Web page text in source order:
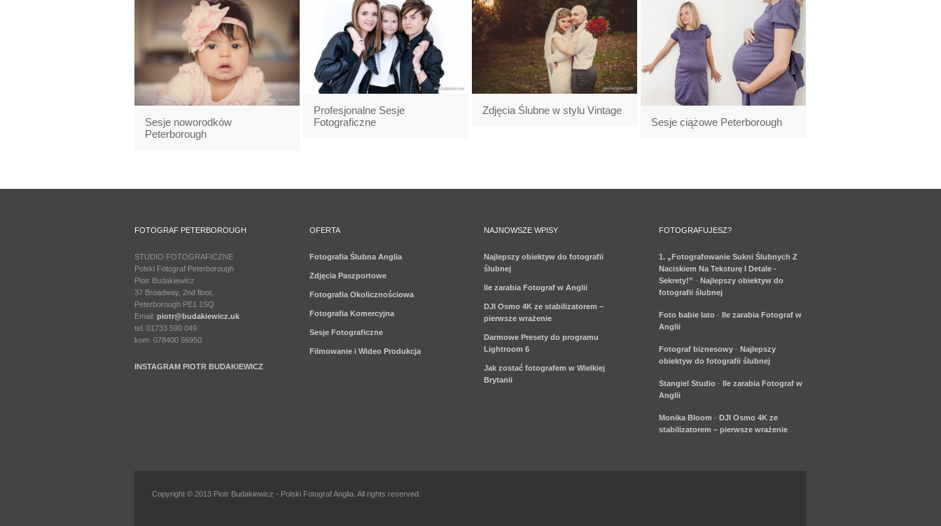
Profesjonalne Sesje
Fotograficzne
Zdjęcia Ślubne w stylu Vintage
Sesje noworodków
Peterborough
Sesje ciążowe Peterborough
FOTOGRAF PETERBOROUGH
STUDIO FOTOGRAFICZNE
Polski Fotograf Peterborough
Piotr Budakiewicz
37 Broadway, 2nd floor,
Peterborough PE1 1SQ
Email: piotr@budakiewicz.uk
tel. 01733 590 049
kom. 078400 56950
INSTAGRAM PIOTR BUDAKIEWICZ
OFERTA
Fotografia Ślubna Anglia
Zdjęcia Paszportowe
Fotografia Okolicznościowa
Fotografia Komercyjna
Sesje Fotograficzne
Filmowanie i Wideo Produkcja
NAJNOWSZE WPISY
Najlepszy obiektyw do fotografii
ślubnej
Ile zarabia Fotograf w Anglii
DJI Osmo 4K ze stabilizatorem –
pierwsze wrażenie
Darmowe Presety do programu
Lightroom 6
Jak zostać fotografem w Wielkiej
Brytanii
FOTOGRAFUJESZ?
1. „Fotografowanie Sukni Ślubnych Z
Naciskiem Na Teksturę I Detale -
Sekrety!” - Najlepszy obiektyw do
fotografii ślubnej
Foto babie lato- Ile zarabia Fotograf w
Anglii
Fotograf biznesowy- Najlepszy
obiektyw do fotografii ślubnej
Stangiel Studio- Ile zarabia Fotograf w
Anglii
Monika Bloom - DJI Osmo 4K ze
stabilizatorem – pierwsze wrażenie
Copyright © 2013 Piotr Budakiewicz - Polski Fotograf Anglia. All rights reserved.